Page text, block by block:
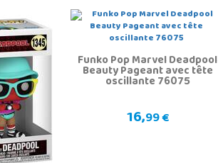
Funko Pop Marvel Deadpool
Beauty Pageant avec tête
oscillante 76075
16,99 €